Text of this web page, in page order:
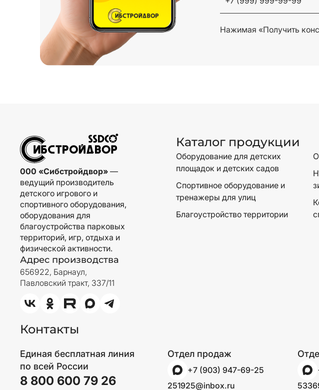
Нажимая «Получить
000 «Сибстройдвор» —
ведущий производитель
детского игрового и
спортивного оборудования,
оборудования для
благоустройства парковых
территорий, игр, отдыха и
физической активности.
Адрес производства
656922, Барнаул,
Павловский тракт, 337/11
Каталог продукции
Оборудование для детских
площадок и детских садов
Спортивное оборудование и
тренажеры для улиц
Благоустройство территории
Контакты
Единая бесплатная линия
по всей России
8 800 600 79 26
Отдел продаж
+7 (903) 947-69-25
251925@inbox.ru